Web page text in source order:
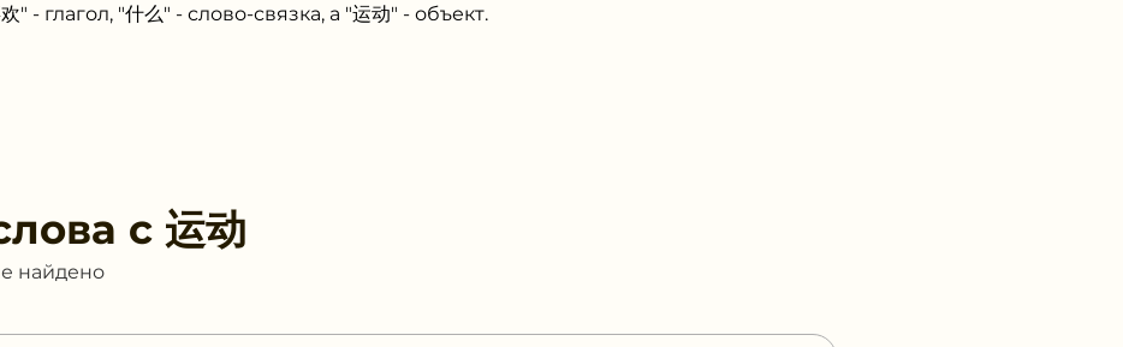
" - глагол, "什么" - слово-связка, а "运动" - объект.
с 运动
найдено